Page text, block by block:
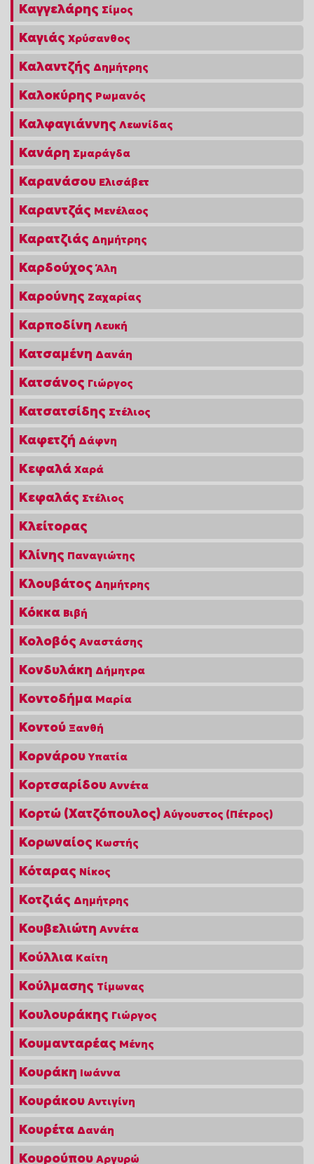
Καγγελάρης Σίμος
Καγιάς Χρύσανθος
Καλαντζής Δημήτρης
Καλοκύρης Ρωμανός
Καλφαγιάννης Λεωνίδας
Κανάρη Σμαράγδα
Καρανάσου Ελισάβετ
Καραντζάς Μενέλαος
Καρατζιάς Δημήτρης
Καρδούχος Άλη
Καρούνης Ζαχαρίας
Καρποδίνη Λευκή
Κατσαμένη Δανάη
Κατσάνος Γιώργος
Κατσατσίδης Στέλιος
Καφετζή Δάφνη
Κεφαλά Χαρά
Κεφαλάς Στέλιος
Κλείτορας
Κλίνης Παναγιώτης
Κλουβάτος Δημήτρης
Κόκκα Βιβή
Κολοβός Αναστάσης
Κονδυλάκη Δήμητρα
Κοντοδήμα Μαρία
Κοντού Ξανθή
Κορνάρου Υπατία
Κορτσαρίδου Αννέτα
Κορτώ (Χατζόπουλος) Αύγουστος (Πέτρος)
Κορωναίος Κωστής
Κόταρας Νίκος
Κοτζιάς Δημήτρης
Κουβελιώτη Αννέτα
Κούλλια Καίτη
Κούλμασης Τίμωνας
Κουλουράκης Γιώργος
Κουμανταρέας Μένης
Κουράκη Ιωάννα
Κουράκου Αντιγίνη
Κουρέτα Δανάη
Κουρούπου Αργυρώ